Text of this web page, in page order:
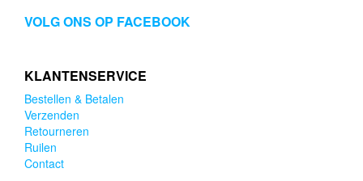
VOLG ONS OP FACEBOOK
KLANTENSERVICE
Bestellen & Betalen
Verzenden
Retourneren
Ruilen
Contact